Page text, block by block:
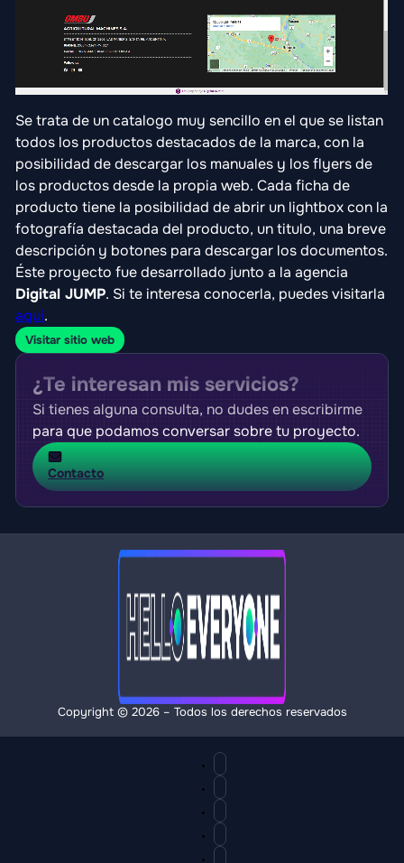
Se trata de un catalogo muy sencillo en el que se listan
todos los productos destacados de la marca, con la
posibilidad de descargar los manuales y los flyers de
los productos desde la propia web. Cada ficha de
producto tiene la posibilidad de abrir un lightbox con la
fotografía destacada del producto, un titulo, una breve
descripción y botones para descargar los documentos.
Éste proyecto fue desarrollado junto a la agencia
Digital JUMP. Si te interesa conocerla, puedes visitarla
aquí.
Visitar sitio web
¿Te interesan mis servicios?
Si tienes alguna consulta, no dudes en escribirme
para que podamos conversar sobre tu proyecto.
Contacto
Copyright © 2026 – Todos los derechos reservados